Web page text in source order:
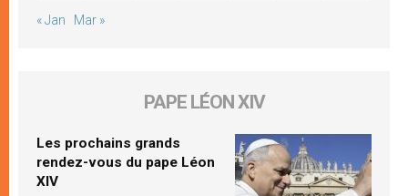
« Jan Mar »
PAPE LÉON XIV
Les prochains grands
rendez-vous du pape Léon
XIV